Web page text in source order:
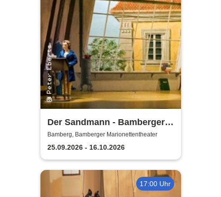
Der Sandmann - Bamberger
Marionettentheater
Bamberg, Bamberger Marionettentheater
25.09.2026 - 16.10.2026
17:00 Uhr